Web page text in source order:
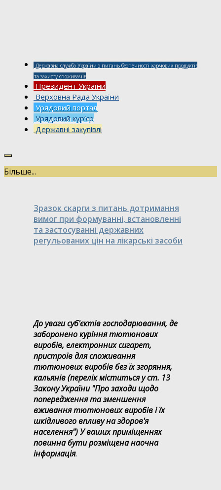
Державна служба України з питань безпечності харчових продуктів
та захисту споживачів
Президент України
Верховна Рада України
Урядовий портал
Урядовий кур’єр
Державні закупівлі
Більше...
Зразок скарги з питань дотримання
вимог при формуванні, встановленні
та застосуванні державних
регульованих цін на лікарські засоби
До уваги суб'єктів господарювання, де
заборонено куріння тютюнових
виробів, електронних сигарет,
пристроїв для споживання
тютюнових виробів без їх згоряння,
кальянів (перелік міститься у ст. 13
Закону України "Про заходи щодо
попередження та зменшення
вживання тютюнових виробів і їх
шкідливого впливу на здоров'я
населення") У ваших приміщеннях
повинна бути розміщена наочна
інформація.